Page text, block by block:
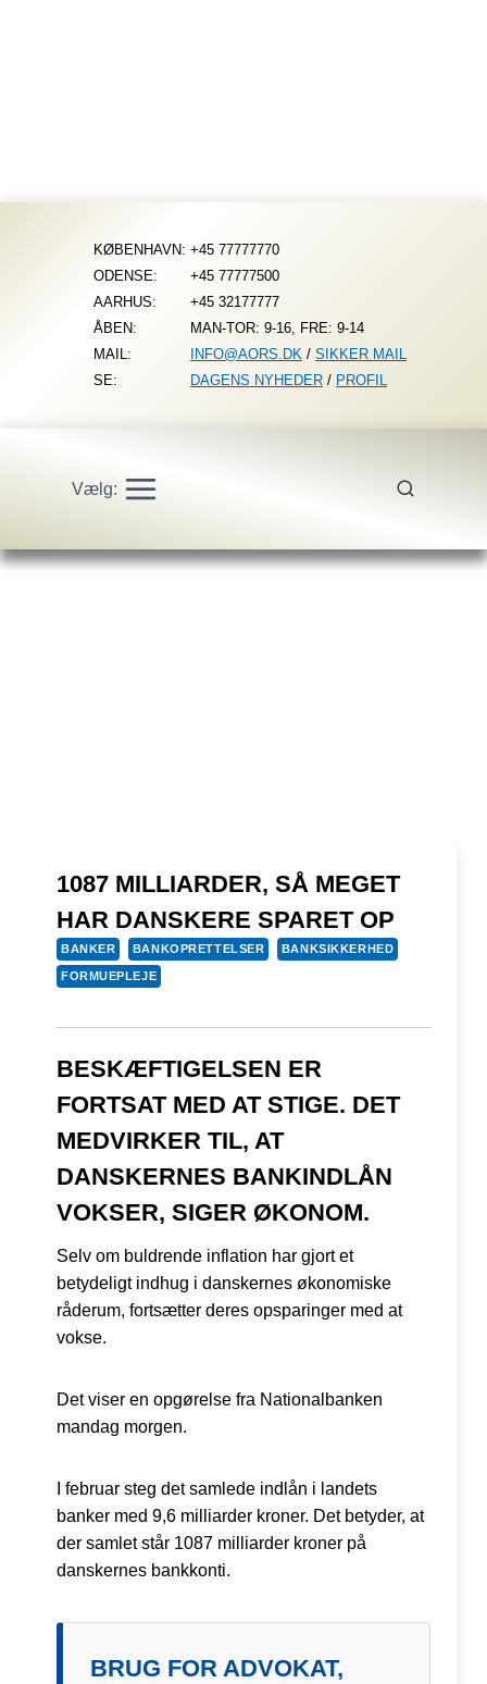
KØBENHAVN: +45 77777770
ODENSE:
+45 77777500
AARHUS:
+45 32177777
ÅBEN:
MAN-TOR: 9-16, FRE: 9-14
MAIL:
INFO@AORS.DK / SIKKER MAIL
SE:
DAGENS NYHEDER / PROFIL
Vælg:
1087 MILLIARDER, SÅ MEGET
HAR DANSKERE SPARET OP
BANKER BANKOPRETTELSER BANKSIKKERHED
FORMUEPLEJE
BESKÆFTIGELSEN ER
FORTSAT MED AT STIGE. DET
MEDVIRKER TIL, AT
DANSKERNES BANKINDLÅN
VOKSER, SIGER ØKONOM.
Selv om buldrende inflation har gjort et
betydeligt indhug i danskernes økonomiske
råderum, fortsætter deres opsparinger med at
vokse.
Det viser en opgørelse fra Nationalbanken
mandag morgen.
I februar steg det samlede indlån i landets
banker med 9,6 milliarder kroner. Det betyder, at
der samlet står 1087 milliarder kroner på
danskernes bankkonti.
BRUG FOR ADVOKAT,